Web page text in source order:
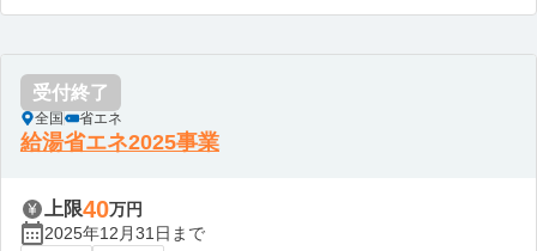
受付終了
全国 省エネ
給湯省エネ2025事業
上限40万円
2025年12月31日まで